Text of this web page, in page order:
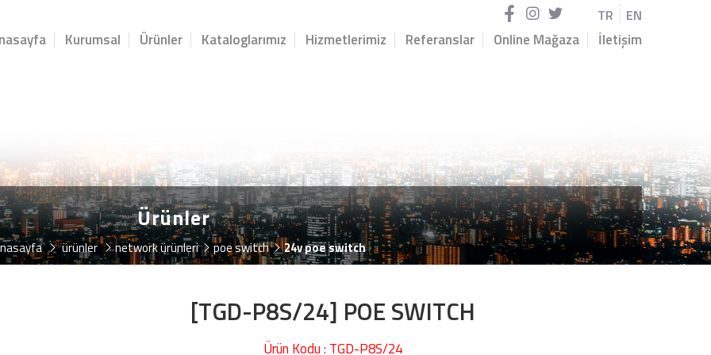
TR EN
Kurumsal Ürünler Kataloglarımız Hizmetlerimiz Referanslar Online Mağaza İletişim
Ürünler
ürünler network ürünleri̇ poe switch 24v poe switch
[TGD-P8S/24] POE SWITCH
Ürün Kodu : TGD-P8S/24